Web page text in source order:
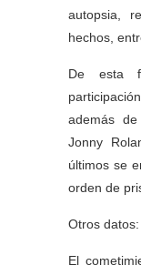
autopsia,
hechos,
De esta
además
Jonny
últimos se
orden de
Otros datos:
El